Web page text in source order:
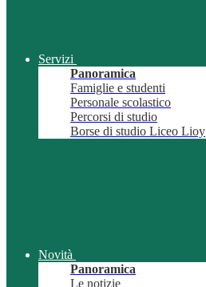
Servizi
Panoramica
Famiglie e studenti
Personale scolastico
Percorsi di studio
Borse di studio Liceo Lioy
Novità
Panoramica
Le notizie